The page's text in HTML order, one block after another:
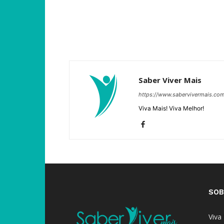
Saber Viver Mais
https://www.sabervivermais.com
Viva Mais! Viva Melhor!
Viva